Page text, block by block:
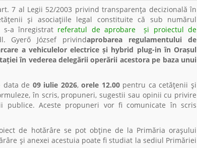
7 al Legii 52/2003 privind transparenţa decizională în
şi asociaţiile legal constituite că sub numărul
s-a înregistrat referatul de aprobare și proiectul de
Gyerő József privindaprobarea regulamentului de
a vehiculelor electrice și hybrid plug-in în Orașul
în vederea delegării operării acestora pe baza unui
data de 09 iulie 2026,orele 12.00pentru ca cetăţenii şi
în scris, propuneri, sugestii sau opinii cu privire
Aceste propuneri vor fi comunicate în scris
de hotărâre se pot obţine de la Primăria oraşului
şi anexei acestuia poate fi studiat la sediul Primăriei